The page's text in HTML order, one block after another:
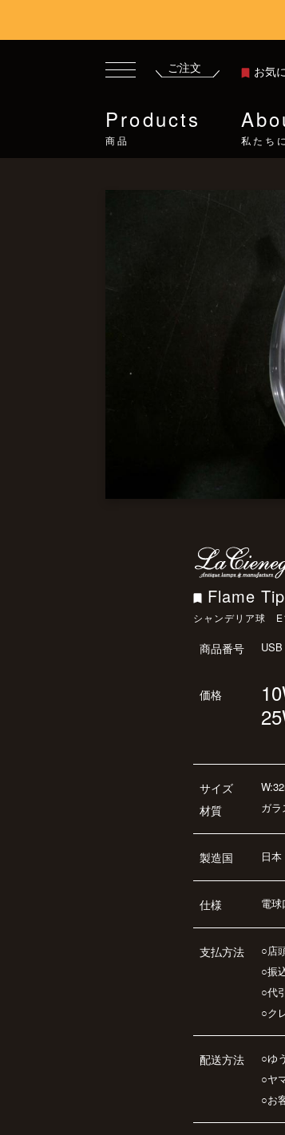
ご注文 お気
Products
商品 私たち
Flame
シャンデリア球
商品番号
価格
サイズ
材質
ガラ
製造国 日本
仕様 電
支払方法
○店
○振
○代
○ク
配送方法
○ゆ
○ヤ
○お